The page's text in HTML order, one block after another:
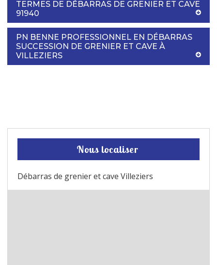
TERMES DE DÉBARRAS DE GRENIER ET CAVE
91940
PN BENNE PROFESSIONNEL EN DÉBARRAS
SUCCESSION DE GRENIER ET CAVE À
VILLEZIERS
Nous localiser
Débarras de grenier et cave Villeziers